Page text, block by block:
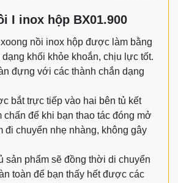
I inox hộp BX01.900
nồi inox hộp được làm bằng
khối khỏe khoắn, chịu lực tốt.
đựng với các thành chắn dạng
bắt trực tiếp vào hai bên tủ kết
chấn để khi bạn thao tác đóng mở
đi chuyển nhẹ nhàng, không gây
sản phẩm sẽ đồng thời di chuyển
toàn để bạn thấy hết được các